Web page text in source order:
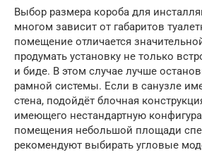
Выбор размера короба для
многом зависит от габаритов
помещение отличается
продумать установку не только
и биде. В этом случае лучше
рамной системы. Если в санузле
стена, подойдёт блочная
имеющего нестандартную
помещения небольшой площади
рекомендуют выбирать угловые